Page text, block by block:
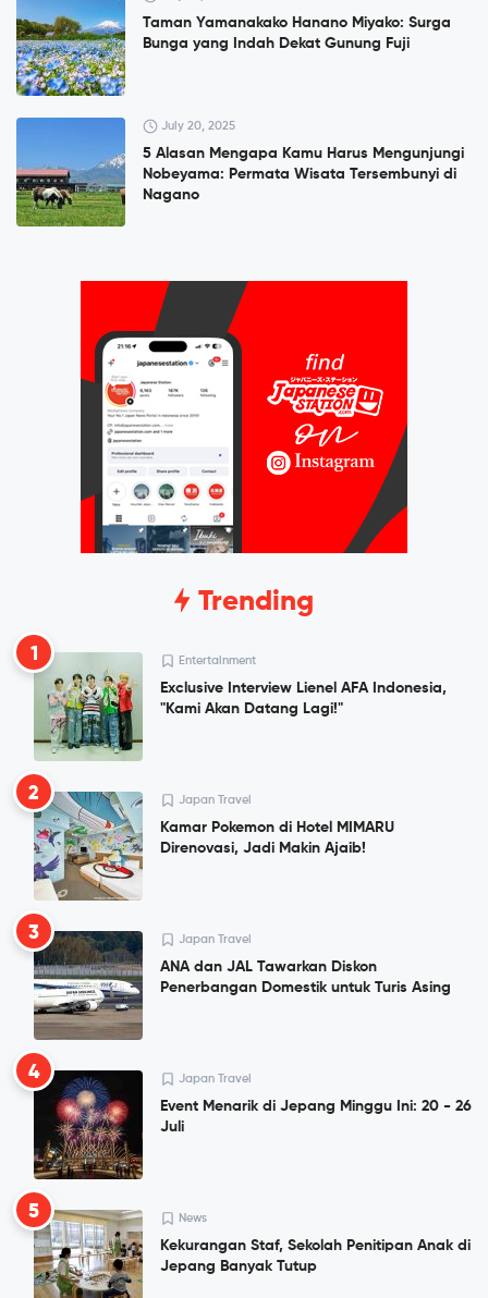
Taman Yamanakako Hanano Miyako: Surga
Bunga yang Indah Dekat Gunung Fuji
July 20, 2025
5 Alasan Mengapa Kamu Harus Mengunjungi
Nobeyama: Permata Wisata Tersembunyi di
Nagano
Trending
1 Entertainment
Exclusive Interview Lienel AFA Indonesia,
"Kami Akan Datang Lagi!"
2 Japan Travel
Kamar Pokemon di Hotel MIMARU
Direnovasi, Jadi Makin Ajaib!
3 Japan Travel
ANA dan JAL Tawarkan Diskon
Penerbangan Domestik untuk Turis Asing
4 Japan Travel
Event Menarik di Jepang Minggu Ini: 20 - 26
Juli
5 News
Kekurangan Staf, Sekolah Penitipan Anak di
Jepang Banyak Tutup